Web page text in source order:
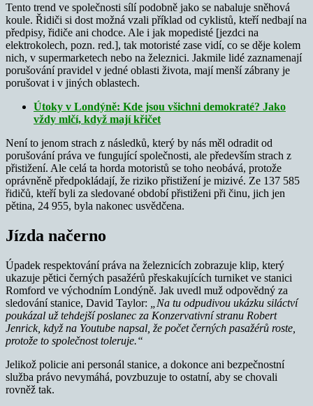
Tento trend ve společnosti sílí podobně jako se nabaluje sněhová
koule. Řidiči si dost možná vzali příklad od cyklistů, kteří nedbají na
předpisy, řidiče ani chodce. Ale i jak mopedisté [jezdci na
elektrokolech, pozn. red.], tak motoristé zase vidí, co se děje kolem
nich, v supermarketech nebo na železnici. Jakmile lidé zaznamenají
porušování pravidel v jedné oblasti života, mají menší zábrany je
porušovat i v jiných oblastech.
Útoky v Londýně: Kde jsou všichni demokraté? Jako
vždy mlčí, když mají křičet
Není to jenom strach z následků, který by nás měl odradit od
porušování práva ve fungující společnosti, ale především strach z
přistižení. Ale celá ta horda motoristů se toho neobává, protože
oprávněně předpokládají, že riziko přistižení je mizivé. Ze 137 585
řidičů, kteří byli za sledované období přistiženi při činu, jich jen
pětina, 24 955, byla nakonec usvědčena.
Jízda načerno
Úpadek respektování práva na železnicích zobrazuje klip, který
ukazuje pětici černých pasažérů přeskakujících turniket ve stanici
Romford ve východním Londýně. Jak uvedl muž odpovědný za
sledování stanice, David Taylor:
„Na tu odpudivou ukázku siláctví
poukázal už tehdejší poslanec za Konzervativní stranu Robert
Jenrick, když na Youtube napsal, že počet černých pasažérů roste,
protože to společnost toleruje.“
Jelikož policie ani personál stanice, a dokonce ani bezpečnostní
služba právo nevymáhá, povzbuzuje to ostatní, aby se chovali
rovněž tak.